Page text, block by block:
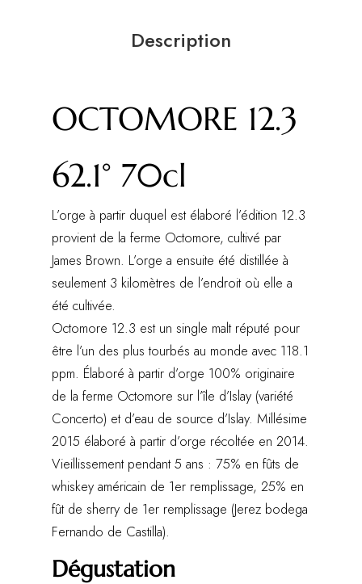
Description
OCTOMORE 12.3
62.1° 70cl
L’orge à partir duquel est élaboré l’édition 12.3
provient de la ferme Octomore, cultivé par
James Brown. L’orge a ensuite été distillée à
seulement 3 kilomètres de l’endroit où elle a
été cultivée.
Octomore 12.3 est un single malt réputé pour
être l’un des plus tourbés au monde avec 118.1
ppm. Élaboré à partir d’orge 100% originaire
de la ferme Octomore sur l’île d’Islay (variété
Concerto) et d’eau de source d’Islay. Millésime
2015 élaboré à partir d’orge récoltée en 2014.
Vieillissement pendant 5 ans : 75% en fûts de
whiskey américain de 1er remplissage, 25% en
fût de sherry de 1er remplissage (Jerez bodega
Fernando de Castilla).
Dégustation